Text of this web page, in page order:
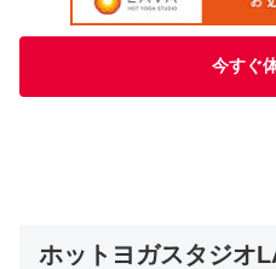
今すぐ
ホットヨガスタジオ